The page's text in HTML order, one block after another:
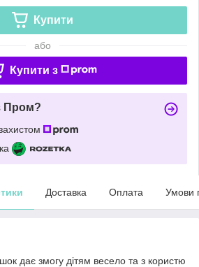
Купити
або
Купити з
Пром?
Доставка Оплата Умови
дає змогу дітям весело та з користю